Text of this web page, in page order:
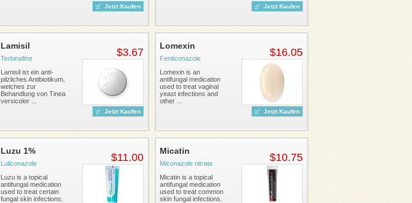
Jetzt Kaufen Jetzt Kaufen
Lamisil
Terbinafine
Lamisil ist ein anti-
pilzliches Antibiotikum,
welches zur
Behandlung von Tinea
versicolor ...
$3.67
Jetzt Kaufen
Lomexin
Fenticonazole
Lomexin is an
antifungal medication
used to treat vaginal
yeast infections and
other ...
$16.05
Jetzt Kaufen
Luzu 1%
Luliconazole
Luzu is a topical
antifungal medication
used to treat certain
fungal skin infections.
$11.00
Micatin
Miconazole nitrate
Micatin is a topical
antifungal medication
used to treat common
skin fungal infections.
$10.75